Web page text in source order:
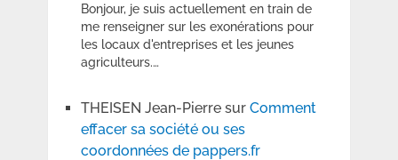
Bonjour, je suis actuellement en train de
me renseigner sur les exonérations pour
les locaux d'entreprises et les jeunes
agriculteurs.…
THEISEN Jean-Pierresur Comment
effacer sa société ou ses
coordonnées de pappers.fr